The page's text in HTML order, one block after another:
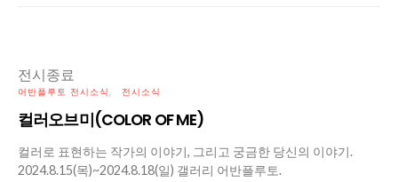
전시종료
어반플루토 전시소식 전시소식
컬러오브미(COLOR OF ME)
컬러로 표현하는 작가의 이야기, 그리고 궁금한 당신의 이야기.
2024.8.15(목)~2024.8.18(일) 갤러리 어반플루토.